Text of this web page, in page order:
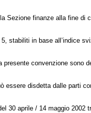
Sezione finanze alla fine
5, stabiliti in base all’indice
presente convenzione sono
essere disdetta dalle parti
30 aprile / 14 maggio 2002